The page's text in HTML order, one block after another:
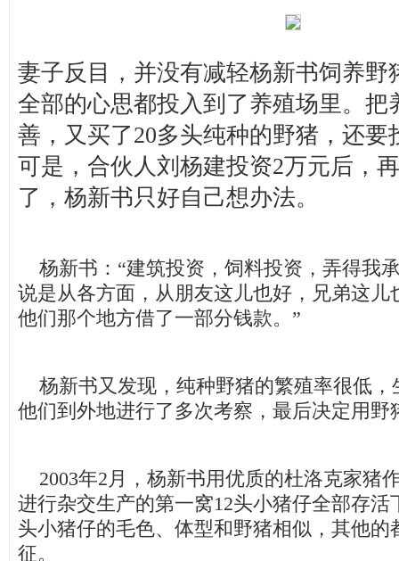
妻子反目，并没有减轻杨新书饲养野
全部的心思都投入到了养殖场里。把
善，又买了20多头纯种的野猪，还要
可是，合伙人刘杨建投资2万元后，
了，杨新书只好自己想办法。
杨新书：“建筑投资，饲料投资，弄得我
说是从各方面，从朋友这儿也好，兄弟这儿
他们那个地方借了一部分钱款。”
杨新书又发现，纯种野猪的繁殖率很低，
他们到外地进行了多次考察，最后决定用野
2003年2月，杨新书用优质的杜洛克家猪
进行杂交生产的第一窝12头小猪仔全部存活
头小猪仔的毛色、体型和野猪相似，其他的
征。